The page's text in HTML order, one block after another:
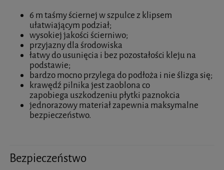
6 m taśmy ściernej w szpulce z klipsem
ułatwiającym podział;
wysokiej jakości ścierniwo;
przyjazny dla środowiska
łatwy do usunięcia i bez pozostałości kleju na
podstawie;
bardzo mocno przylega do podłoża i nie ślizga się;
krawędź pilnika jest zaoblona co
zapobiega uszkodzeniu płytki paznokcia
jednorazowy materiał zapewnia maksymalne
bezpieczeństwo.
Bezpieczeństwo